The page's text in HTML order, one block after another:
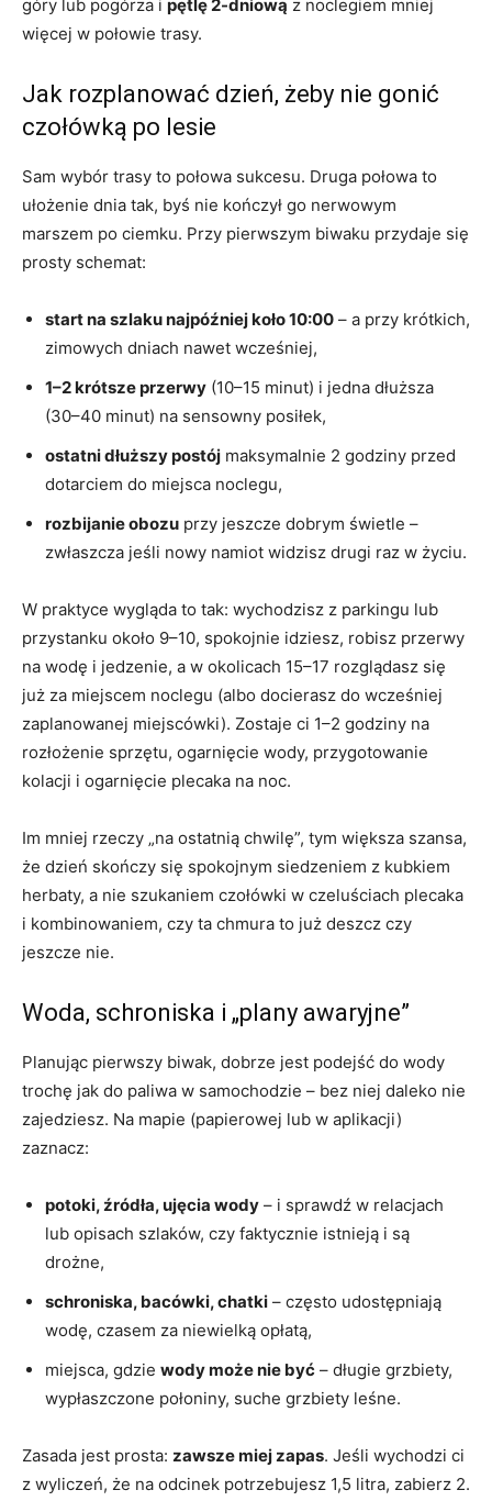
góry lub pogórza i pętlę 2-dniową z noclegiem mniej
więcej w połowie trasy.
Jak rozplanować dzień, żeby nie gonić
czołówką po lesie
Sam wybór trasy to połowa sukcesu. Druga połowa to
ułożenie dnia tak, byś nie kończył go nerwowym
marszem po ciemku. Przy pierwszym biwaku przydaje się
prosty schemat:
start na szlaku najpóźniej koło 10:00 – a przy krótkich,
zimowych dniach nawet wcześniej,
1–2 krótsze przerwy (10–15 minut) i jedna dłuższa
(30–40 minut) na sensowny posiłek,
ostatni dłuższy postój maksymalnie 2 godziny przed
dotarciem do miejsca noclegu,
rozbijanie obozu przy jeszcze dobrym świetle –
zwłaszcza jeśli nowy namiot widzisz drugi raz w życiu.
W praktyce wygląda to tak: wychodzisz z parkingu lub
przystanku około 9–10, spokojnie idziesz, robisz przerwy
na wodę i jedzenie, a w okolicach 15–17 rozglądasz się
już za miejscem noclegu (albo docierasz do wcześniej
zaplanowanej miejscówki). Zostaje ci 1–2 godziny na
rozłożenie sprzętu, ogarnięcie wody, przygotowanie
kolacji i ogarnięcie plecaka na noc.
Im mniej rzeczy „na ostatnią chwilę”, tym większa szansa,
że dzień skończy się spokojnym siedzeniem z kubkiem
herbaty, a nie szukaniem czołówki w czeluściach plecaka
i kombinowaniem, czy ta chmura to już deszcz czy
jeszcze nie.
Woda, schroniska i „plany awaryjne”
Planując pierwszy biwak, dobrze jest podejść do wody
trochę jak do paliwa w samochodzie – bez niej daleko nie
zajedziesz. Na mapie (papierowej lub w aplikacji)
zaznacz:
potoki, źródła, ujęcia wody – i sprawdź w relacjach
lub opisach szlaków, czy faktycznie istnieją i są
drożne,
schroniska, bacówki, chatki – często udostępniają
wodę, czasem za niewielką opłatą,
miejsca, gdzie wody może nie być – długie grzbiety,
wypłaszczone połoniny, suche grzbiety leśne.
Zasada jest prosta: zawsze miej zapas. Jeśli wychodzi ci
z wyliczeń, że na odcinek potrzebujesz 1,5 litra, zabierz 2.